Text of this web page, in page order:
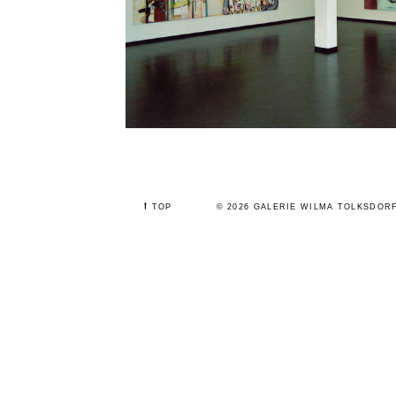
⭡ TOP © 2026 GALERIE WILMA